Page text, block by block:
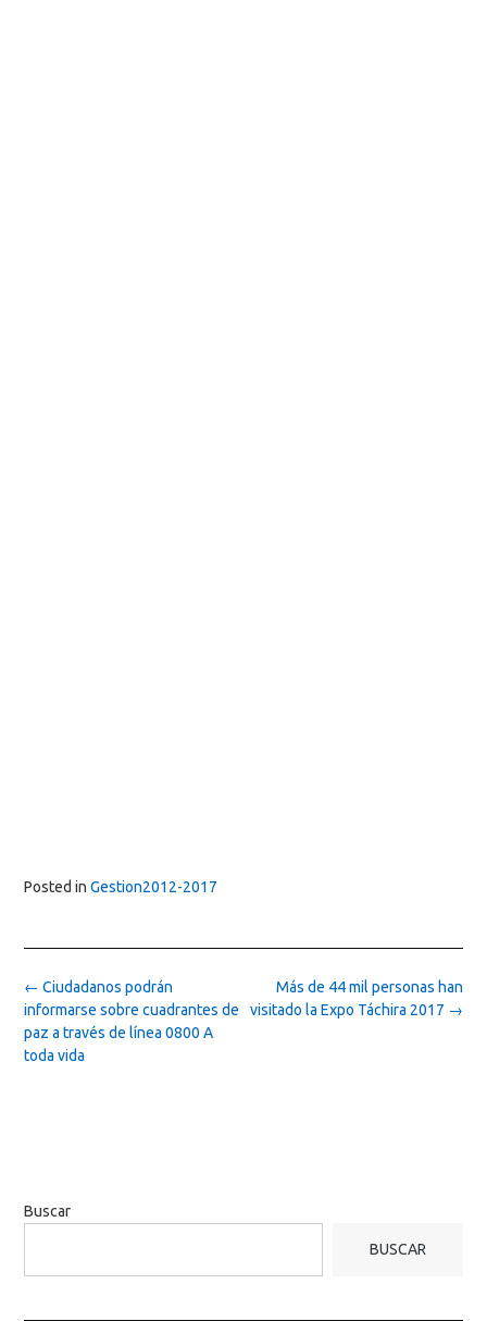
Posted in Gestion2012-2017
Post
navigation
Más de 44 mil personas han
visitado la Expo Táchira 2017 →
← Ciudadanos podrán
informarse sobre cuadrantes de
paz a través de línea 0800 A
toda vida
Buscar
BUSCAR